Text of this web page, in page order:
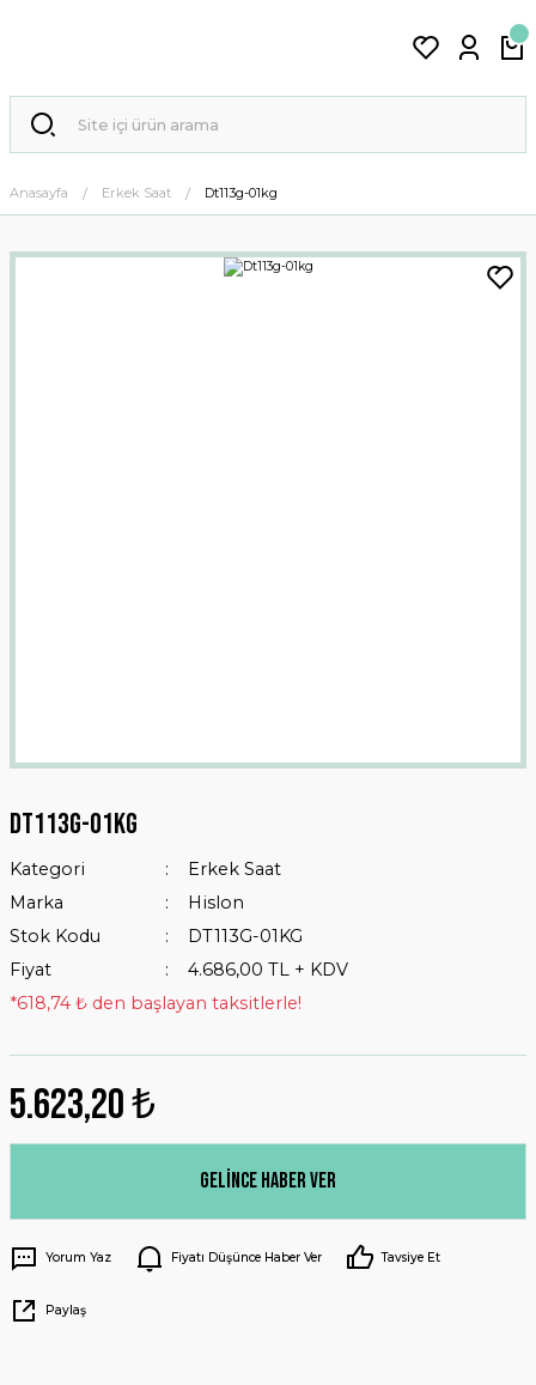
Anasayfa Erkek Saat Dt113g-01kg
Dt113g-01kg
Kategori
Erkek Saat
Marka
Hislon
Stok Kodu
DT113G-01KG
Fiyat
4.686,00 TL + KDV
*618,74 ₺ den başlayan taksitlerle!
5.623,20 ₺
Gelince Haber Ver
Yorum Yaz Fiyatı Düşünce Haber Ver Tavsiye Et
Paylaş